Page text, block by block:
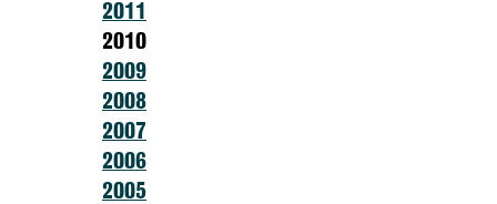
2011
2010
2009
2008
2007
2006
2005